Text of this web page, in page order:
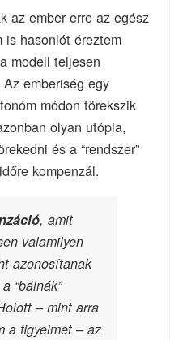
az ember erre az egész
is hasonlót éreztem
modell teljesen
emberiség egy
módon törekszik
olyan utópia,
és a “rendszer”
kompenzál.
, amit
valamilyen
azonosítanak
“bálnák”
–mint arra
a figyelmet – az